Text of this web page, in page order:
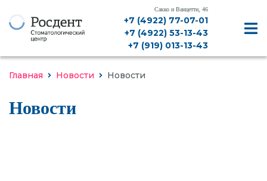
Сакко и Ванцетти, 46
+7 (4922) 77-07-01
+7 (4922) 53-13-43
+7 (919) 013-13-43
Главная Новости Новости
Новости